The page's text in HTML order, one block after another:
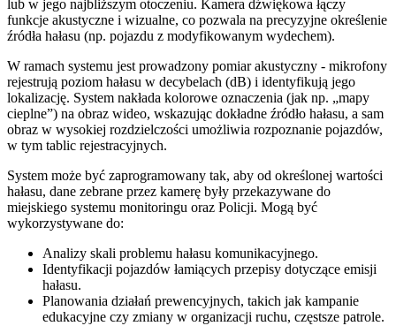
lub w jego najbliższym otoczeniu. Kamera dźwiękowa łączy
funkcje akustyczne i wizualne, co pozwala na precyzyjne określenie
źródła hałasu (np. pojazdu z modyfikowanym wydechem).
W ramach systemu jest prowadzony pomiar akustyczny - mikrofony
rejestrują poziom hałasu w decybelach (dB) i identyfikują jego
lokalizację. System nakłada kolorowe oznaczenia (jak np. „mapy
cieplne”) na obraz wideo, wskazując dokładne źródło hałasu, a sam
obraz w wysokiej rozdzielczości umożliwia rozpoznanie pojazdów,
w tym tablic rejestracyjnych.
System może być zaprogramowany tak, aby od określonej wartości
hałasu, dane zebrane przez kamerę były przekazywane do
miejskiego systemu monitoringu oraz Policji. Mogą być
wykorzystywane do:
Analizy skali problemu hałasu komunikacyjnego.
Identyfikacji pojazdów łamiących przepisy dotyczące emisji
hałasu.
Planowania działań prewencyjnych, takich jak kampanie
edukacyjne czy zmiany w organizacji ruchu, częstsze patrole.